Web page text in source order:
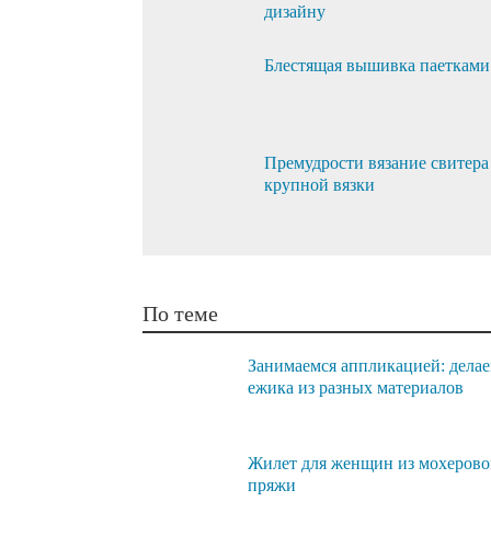
дизайну
Блестящая вышивка паетками
Премудрости вязание свитера
крупной вязки
По теме
Занимаемся аппликацией:
ежика из разных материалов
Жилет для женщин из
пряжи